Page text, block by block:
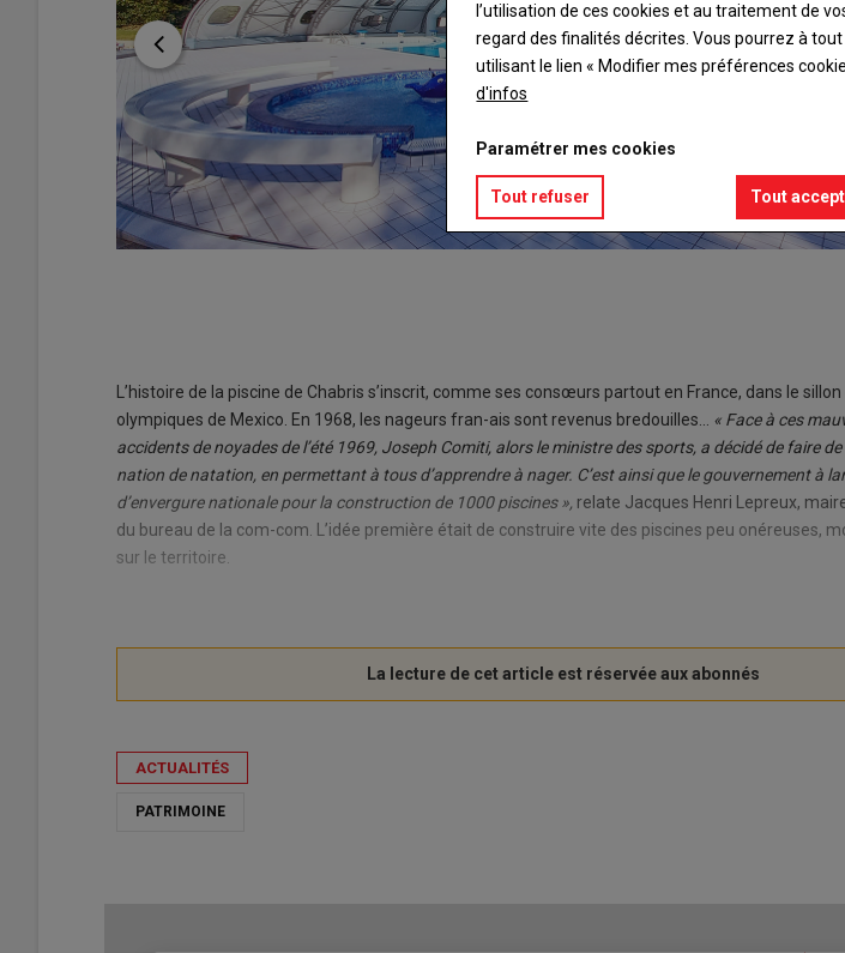
L’histoire de la piscine de Chabris s’inscrit, comme ses consœurs partout en France, dans le
olympiques de Mexico. En 1968, les nageurs fran-ais sont revenus bredouilles... « Face à ces
accidents de noyades de l’été 1969, Joseph Comiti, alors le ministre des sports, a décidé de faire
nation de natation, en permettant à tous d’apprendre à nager. C’est ainsi que le gouvernement à
d’envergure nationale pour la construction de 1000 piscines », relate Jacques Henri Lepreux,
du bureau de la com-com. L’idée première était de construire vite des piscines peu onéreuses,
sur le territoire.
ACTUALITÉS
PATRIMOINE
l’utilisation de ces cookies et au traitement de
regard des finalités décrites. Vous pourrez à
utilisant le lien « Modifier mes préférences
d'infos
Paramétrer mes cookies
Tout refuser Tout